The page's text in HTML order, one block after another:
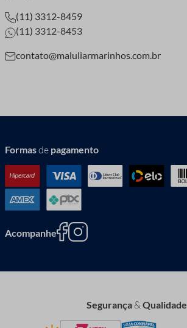
(11) 3312-8459
(11) 3312-8453
contato@maluliarmarinhos.com.br
Formasde pagamento
Acompanhe
Segurança&Qualidade